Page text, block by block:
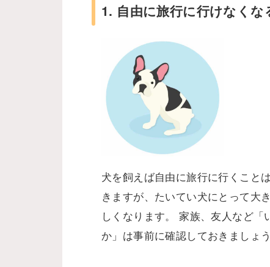
1. 自由に旅行に行けなくな
犬を飼えば自由に旅行に行くこと
きますが、たいてい犬にとって大
しくなります。 家族、友人など
か」は事前に確認しておきましょう